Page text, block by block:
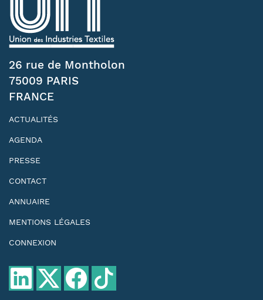
26 rue de Montholon
75009 PARIS
FRANCE
ACTUALITÉS
AGENDA
PRESSE
CONTACT
ANNUAIRE
MENTIONS LÉGALES
CONNEXION